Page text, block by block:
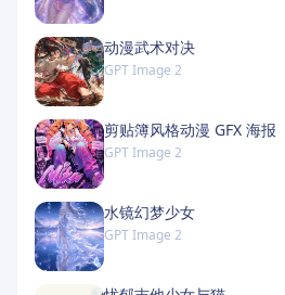
动漫武术对决
GPT Image 2
剪贴簿风格动漫 GFX 海报
GPT Image 2
水镜幻梦少女
GPT Image 2